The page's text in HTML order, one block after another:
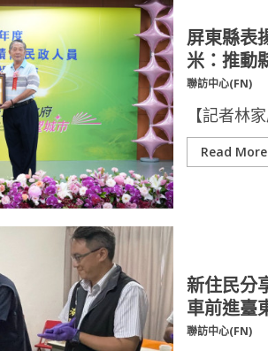
屏東縣表
米：推動
聯訪中心(FN)
【記者
Read More
新住民分
車前進臺
聯訪中心(FN)